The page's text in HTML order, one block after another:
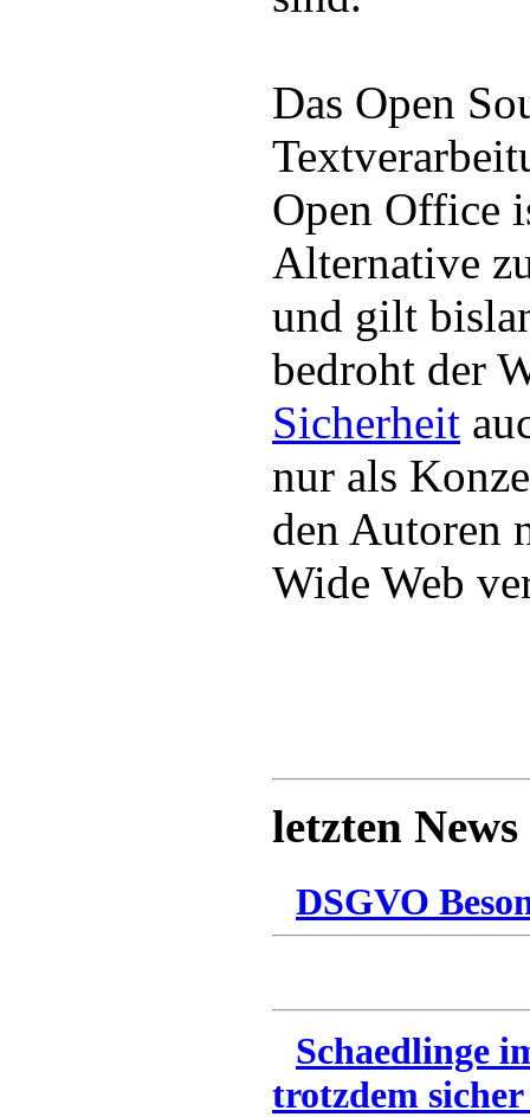
Das Open
Open Office
Alternative
und gilt
bedroht der
Sicherheit
nur als
den Autoren
Wide Web
letzten News
DSGVO
Schaedlinge
trotzdem